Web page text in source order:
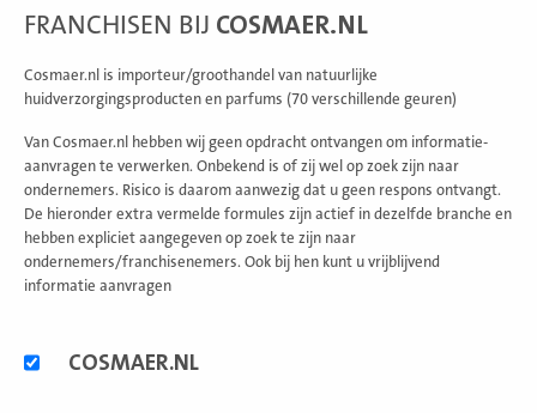
FRANCHISEN BIJ COSMAER.NL
Cosmaer.nl is importeur/groothandel van natuurlijke
huidverzorgingsproducten en parfums (70 verschillende geuren)
Van Cosmaer.nl hebben wij geen opdracht ontvangen om informatie-
aanvragen te verwerken. Onbekend is of zij wel op zoek zijn naar
ondernemers. Risico is daarom aanwezig dat u geen respons ontvangt.
De hieronder extra vermelde formules zijn actief in dezelfde branche en
hebben expliciet aangegeven op zoek te zijn naar
ondernemers/franchisenemers. Ook bij hen kunt u vrijblijvend
informatie aanvragen
formulesCOSMAER.NL